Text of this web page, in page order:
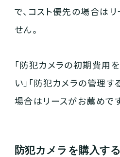
で、コスト優先の場合は
せん。
「防犯カメラの初期費用
い」「防犯カメラの管理す
場合はリースがお薦めです
防犯カメラを購入す